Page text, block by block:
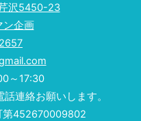
沢5450-23
ン企画
～17:30
連絡お願いします。
第452670009802